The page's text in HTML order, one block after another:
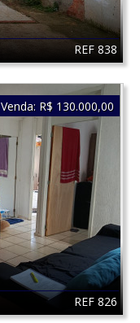
REF 838
REF 826
Venda: R$ 130.000,00